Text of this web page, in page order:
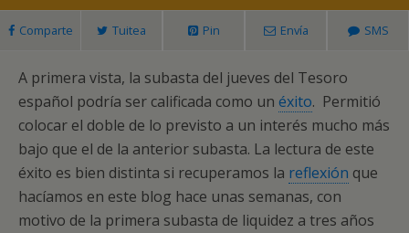
Comparte Tuitea Pin Envía SMS
A primera vista, la subasta del jueves del Tesoro
español podría ser calificada como un éxito. Permitió
colocar el doble de lo previsto a un interés mucho más
bajo que el de la anterior subasta. La lectura de este
éxito es bien distinta si recuperamos la reflexión que
hacíamos en este blog hace unas semanas, con
motivo de la primera subasta de liquidez a tres años